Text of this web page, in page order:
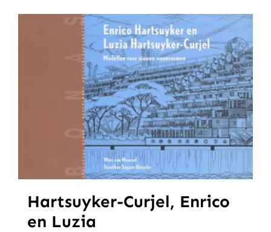
Hartsuyker-Curjel, Enrico
en Luzia